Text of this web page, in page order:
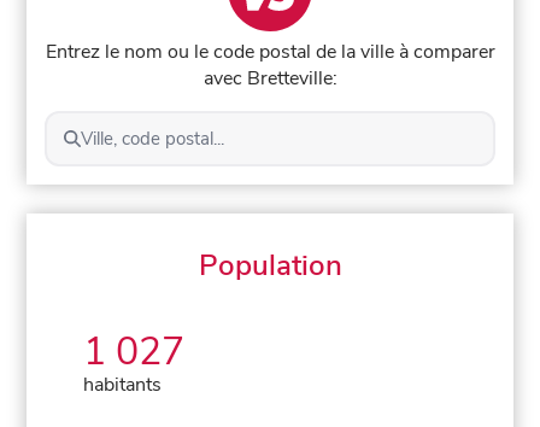
Entrez le nom ou le code postal de la ville à comparer
avec Bretteville:
Ville, code postal...
Population
1 027
habitants